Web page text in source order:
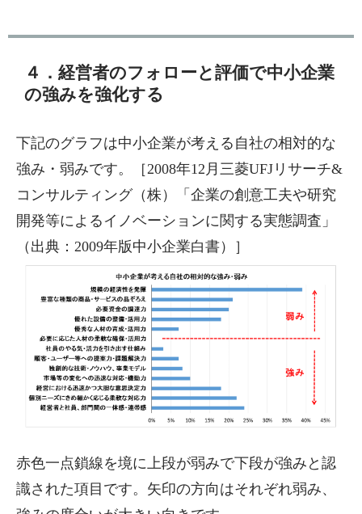
４．経営者のフォローと評価で中小企業
の強みを強化する
下記のグラフは中小企業が考える自社の相対的な
強み・弱みです。［2008年12月三菱UFJリサーチ&
コンサルティング（株）「企業の創意工夫や研究
開発等によるイノベーションに関する実態調査」
（出典：2009年版中小企業白書）］
赤色一点鎖線を境に上段が弱みで下段が強みと認
識された項目です。矢印の方向はそれぞれ弱み、